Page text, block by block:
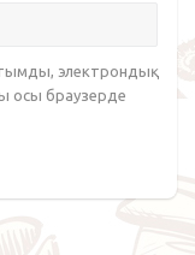
электрондық
осы браузерде